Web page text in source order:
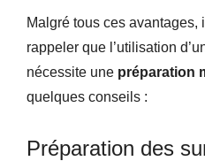
Malgré tous ces avantages,
rappeler que l’utilisation
nécessite une préparation
quelques conseils :
Préparation des